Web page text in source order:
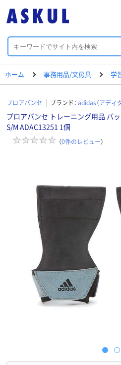
ホーム 事務用品/文房具 学
プロアバンセ ブランド： adidas（アディ
プロアバンセ トレーニング用品 パ
S/M ADAC13251 1個
（0件のレビュー）